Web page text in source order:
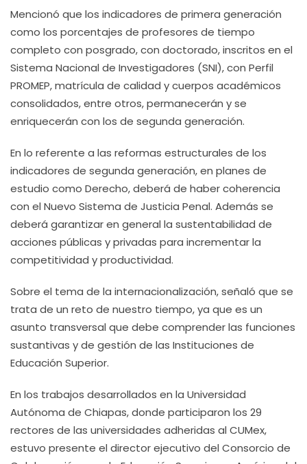
Mencionó que los indicadores de primera generación
como los porcentajes de profesores de tiempo
completo con posgrado, con doctorado, inscritos en el
Sistema Nacional de Investigadores (SNI), con Perfil
PROMEP, matrícula de calidad y cuerpos académicos
consolidados, entre otros, permanecerán y se
enriquecerán con los de segunda generación.
En lo referente a las reformas estructurales de los
indicadores de segunda generación, en planes de
estudio como Derecho, deberá de haber coherencia
con el Nuevo Sistema de Justicia Penal. Además se
deberá garantizar en general la sustentabilidad de
acciones públicas y privadas para incrementar la
competitividad y productividad.
Sobre el tema de la internacionalización, señaló que se
trata de un reto de nuestro tiempo, ya que es un
asunto transversal que debe comprender las funciones
sustantivas y de gestión de las Instituciones de
Educación Superior.
En los trabajos desarrollados en la Universidad
Autónoma de Chiapas, donde participaron los 29
rectores de las universidades adheridas al CUMex,
estuvo presente el director ejecutivo del Consorcio de